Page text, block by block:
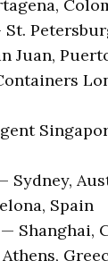
Juan,
Sydney,
Spain
Shanghai,